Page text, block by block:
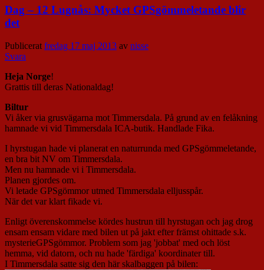
Dag – 12 Lugnås: Mycket GPSgömmeletande blir
det
Publicerat fredag 17 maj 2013 av nisse
Svara
Heja Norge!
Grattis till deras Nationaldag!
Biltur
Vi åker via grusvägarna mot Timmersdala. På grund av en felåkning
hamnade vi vid Timmersdala ICA-butik. Handlade Fika.
I hyrstugan hade vi planerat en naturrunda med GPSgömmeletande,
en bra bit NV om Timmersdala.
Men nu hamnade vi i Timmersdala.
Planen gjordes om.
Vi letade GPSgömmor utmed Timmersdala elljusspår.
När det var klart fikade vi.
Enligt överenskommelse kördes hustrun till hyrstugan och jag drog
ensam ensam vidare med bilen ut på jakt efter främst ohittade s.k.
mysterieGPSgömmor. Problem som jag 'jobbat' med och löst
hemma, vid datorn, och nu hade 'färdiga' koordinater till.
I Timmersdala satte sig den här skalbaggen på bilen: